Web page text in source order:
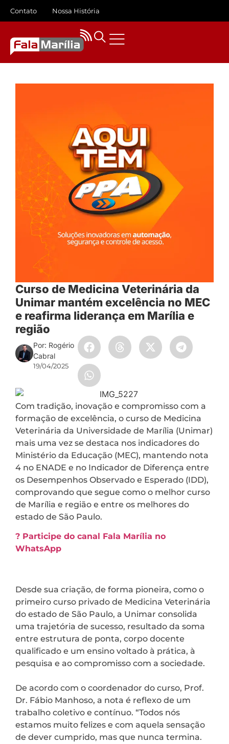
Contato Nossa História
Curso de Medicina Veterinária da
Unimar mantém excelência no MEC
e reafirma liderança em Marília e
região
Por: Rogério
Cabral
19/04/2025
Com tradição, inovação e compromisso com a
formação de excelência, o curso de Medicina
Veterinária da Universidade de Marília (Unimar)
mais uma vez se destaca nos indicadores do
Ministério da Educação (MEC), mantendo nota
4 no ENADE e no Indicador de Diferença entre
os Desempenhos Observado e Esperado (IDD),
comprovando que segue como o melhor curso
de Marília e região e entre os melhores do
estado de São Paulo.
? Participe do canal Fala Marília no
WhatsApp
Desde sua criação, de forma pioneira, como o
primeiro curso privado de Medicina Veterinária
do estado de São Paulo, a Unimar consolida
uma trajetória de sucesso, resultado da soma
entre estrutura de ponta, corpo docente
qualificado e um ensino voltado à prática, à
pesquisa e ao compromisso com a sociedade.
De acordo com o coordenador do curso, Prof.
Dr. Fábio Manhoso, a nota é reflexo de um
trabalho coletivo e contínuo. “Todos nós
estamos muito felizes e com aquela sensação
de dever cumprido, mas que nunca termina.